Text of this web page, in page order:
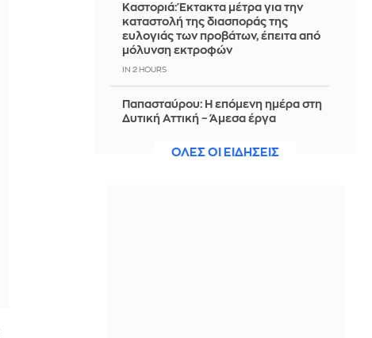
Καστοριά: Έκτακτα μέτρα για την
καταστολή της διασποράς της
ευλογιάς των προβάτων, έπειτα από
μόλυνση εκτροφών
IN 2 HOURS
Παπασταύρου: Η επόμενη ημέρα στη
Δυτική Αττική – Άμεσα έργα
ενίσχυση της πρόληψης
ΟΛΕΣ ΟΙ ΕΙΔΗΣΕΙΣ